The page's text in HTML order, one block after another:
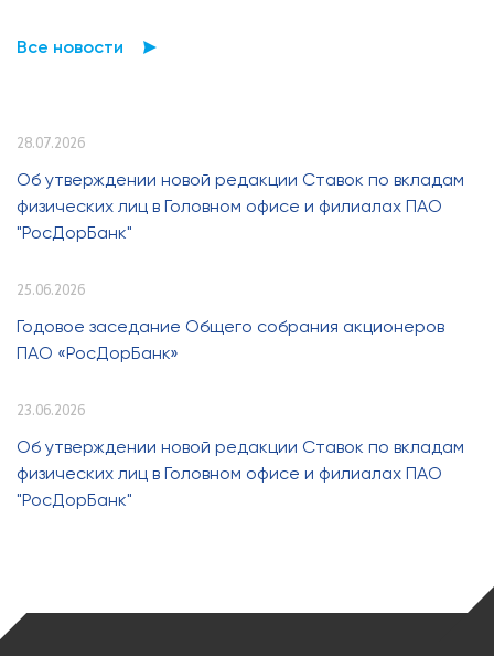
Все новости
28.07.2026
Об утверждении новой редакции Ставок по вкладам
физических лиц в Головном офисе и филиалах ПАО
"РосДорБанк"
25.06.2026
Годовое заседание Общего собрания акционеров
ПАО «РосДорБанк»
23.06.2026
Об утверждении новой редакции Ставок по вкладам
физических лиц в Головном офисе и филиалах ПАО
"РосДорБанк"